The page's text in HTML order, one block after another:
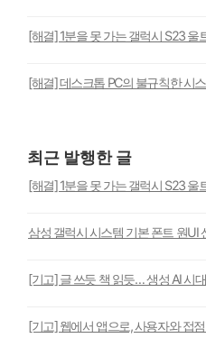
[해결] 1분을 못 가는 갤럭시 S23 울
[해결] 데스크톱 PC의 불규칙한 시
최근 발행한 글
[해결] 1분을 못 가는 갤럭시 S23 울
삼성 갤럭시 시스템 기본 폰트 원UI
[기고] 글 쓰듯 책 읽듯… 생성 AI 시
[기고] 웹에서 앱으로, 사용자와 접